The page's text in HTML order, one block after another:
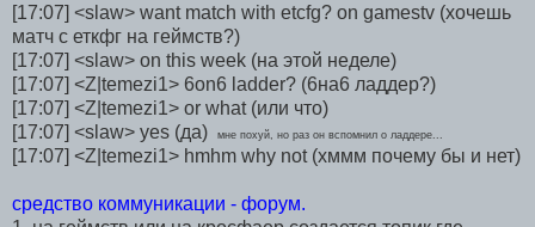
[17:07] <slaw> want match with etcfg? on gamestv (хочешь
матч с еткфг на геймств?)
[17:07] <slaw> on this week (на этой неделе)
[17:07] <Z|temezi1> 6on6 ladder? (6на6 ладдер?)
[17:07] <Z|temezi1> or what (или что)
[17:07] <slaw> yes (да)
мне похуй, но раз он вспомнил о ладдере...
[17:07] <Z|temezi1> hmhm why not (хммм почему бы и нет)
средство коммуникации - форум.